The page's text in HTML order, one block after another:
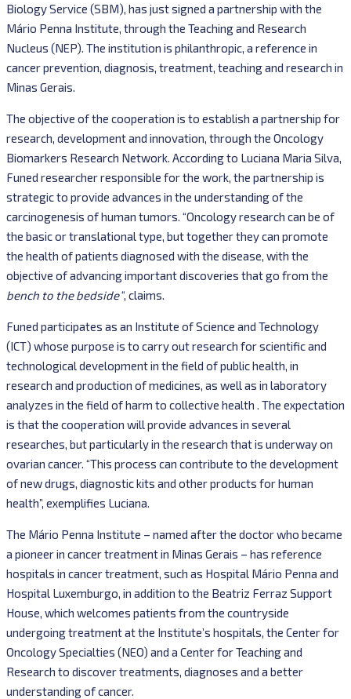
Biology Service (SBM), has just signed a partnership with the
Mário Penna Institute, through the Teaching and Research
Nucleus (NEP). The institution is philanthropic, a reference in
cancer prevention, diagnosis, treatment, teaching and research in
Minas Gerais.
The objective of the cooperation is to establish a partnership for
research, development and innovation, through the Oncology
Biomarkers Research Network. According to Luciana Maria Silva,
Funed researcher responsible for the work, the partnership is
strategic to provide advances in the understanding of the
carcinogenesis of human tumors. “Oncology research can be of
the basic or translational type, but together they can promote
the health of patients diagnosed with the disease, with the
objective of advancing important discoveries that go from the
bench to the bedside“, claims.
Funed participates as an Institute of Science and Technology
(ICT) whose purpose is to carry out research for scientific and
technological development in the field of public health, in
research and production of medicines, as well as in laboratory
analyzes in the field of harm to collective health . The expectation
is that the cooperation will provide advances in several
researches, but particularly in the research that is underway on
ovarian cancer. “This process can contribute to the development
of new drugs, diagnostic kits and other products for human
health”, exemplifies Luciana.
The Mário Penna Institute – named after the doctor who became
a pioneer in cancer treatment in Minas Gerais – has reference
hospitals in cancer treatment, such as Hospital Mário Penna and
Hospital Luxemburgo, in addition to the Beatriz Ferraz Support
House, which welcomes patients from the countryside
undergoing treatment at the Institute’s hospitals, the Center for
Oncology Specialties (NEO) and a Center for Teaching and
Research to discover treatments, diagnoses and a better
understanding of cancer.